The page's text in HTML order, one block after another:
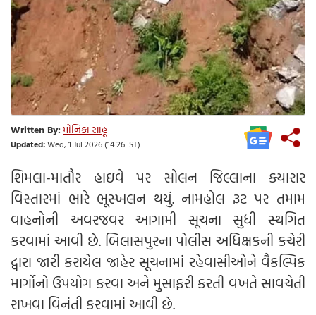
Written By:મોનિકા સાહૂ
Updated:Wed, 1 Jul 2026 (14:26 IST)
શિમલા-માતૌર હાઇવે પર સોલન જિલ્લાના ક્યારાર
વિસ્તારમાં ભારે ભૂસ્ખલન થયું. નામહોલ રૂટ પર તમામ
વાહનોની અવરજવર આગામી સૂચના સુધી સ્થગિત
કરવામાં આવી છે. બિલાસપુરના પોલીસ અધિક્ષકની કચેરી
દ્વારા જારી કરાયેલ જાહેર સૂચનામાં રહેવાસીઓને વૈકલ્પિક
માર્ગોનો ઉપયોગ કરવા અને મુસાફરી કરતી વખતે સાવચેતી
રાખવા વિનંતી કરવામાં આવી છે.